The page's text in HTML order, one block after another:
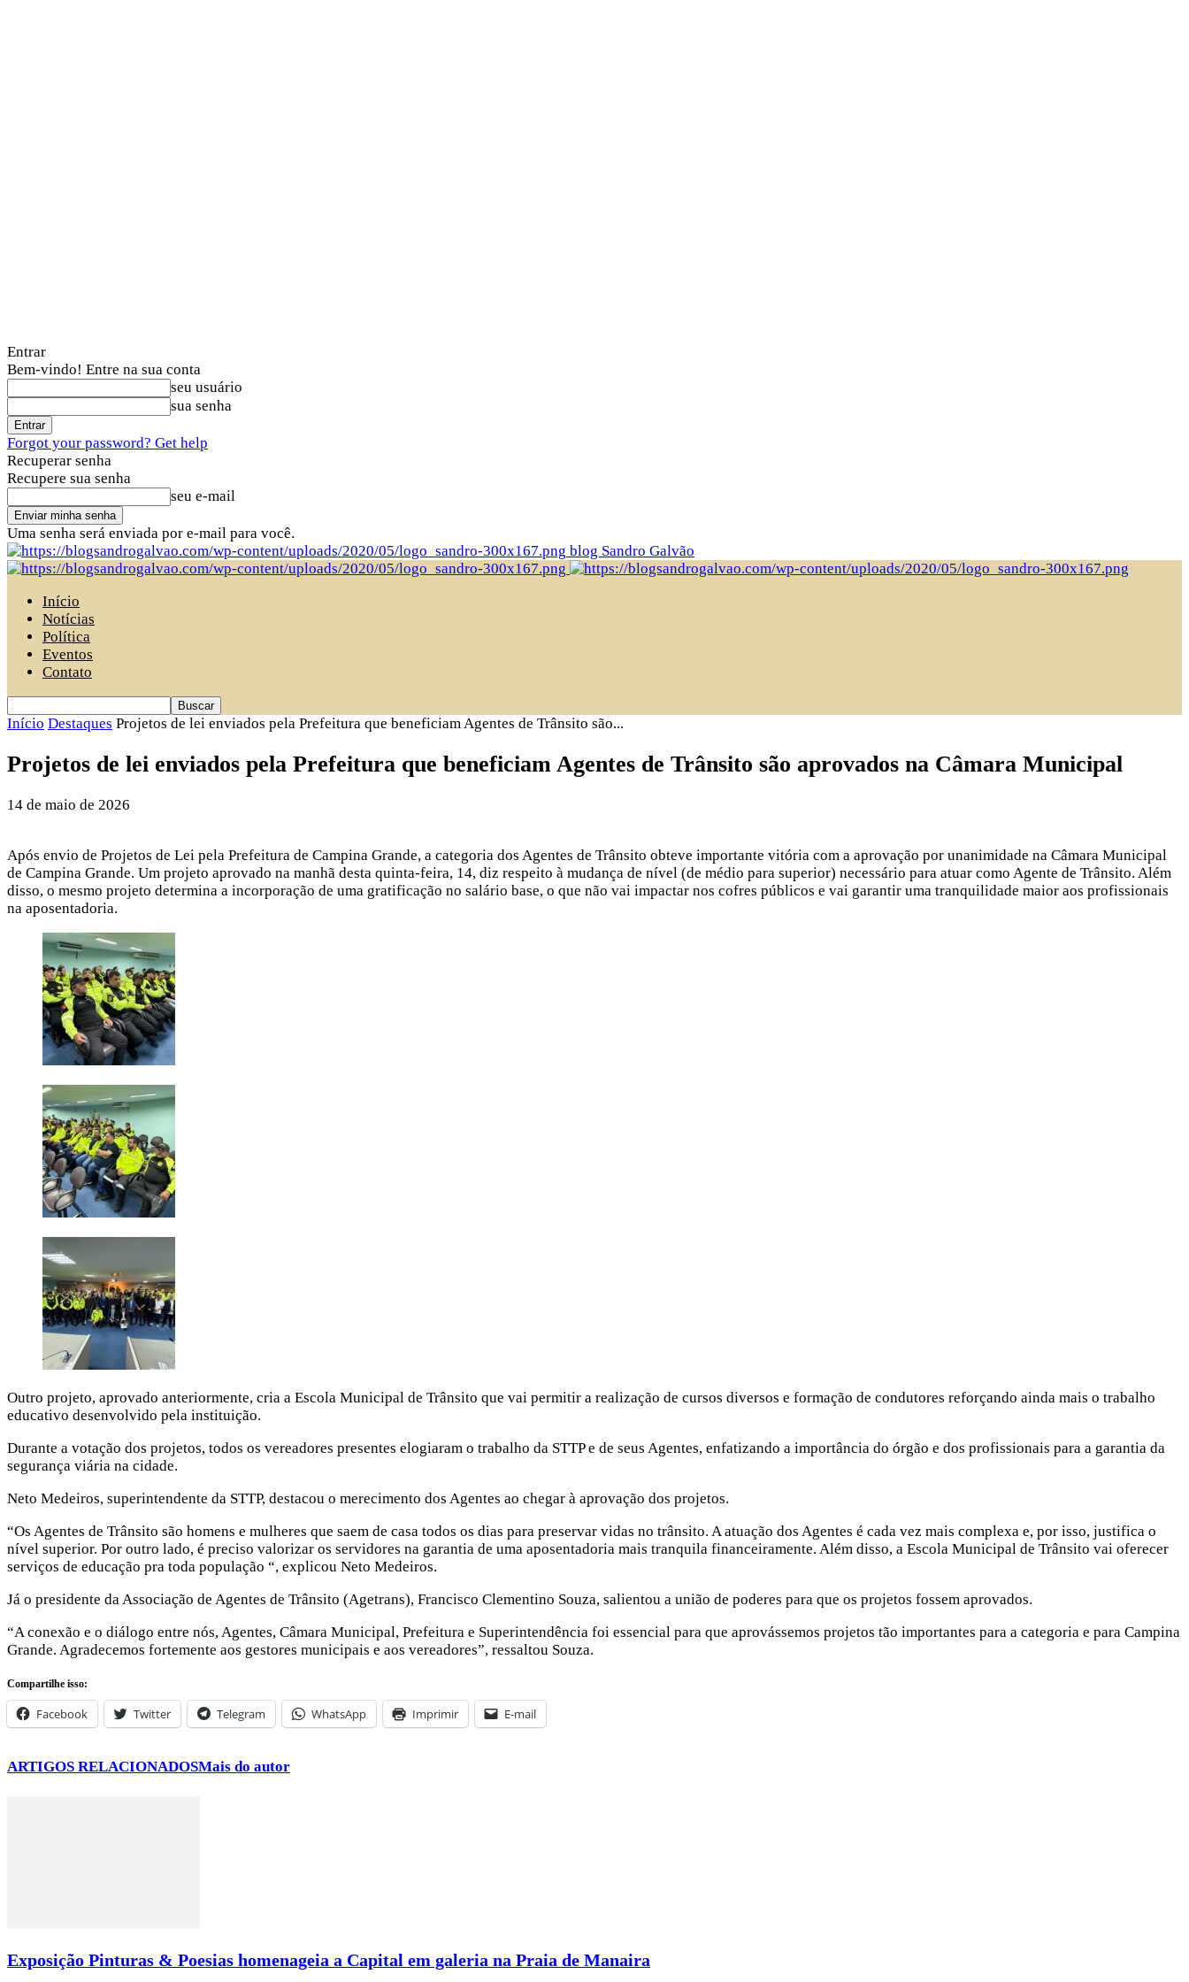
Entrar
Bem-vindo! Entre na sua conta
seu usuário
sua senha
Forgot your password? Get help
Recuperar senha
Recupere sua senha
seu e-mail
Uma senha será enviada por e-mail para você.
blog Sandro Galvão
Início
Notícias
Política
Eventos
Contato
Início Destaques Projetos de lei enviados pela Prefeitura que beneficiam Agentes de Trânsito são...
Projetos de lei enviados pela Prefeitura que beneficiam Agentes de Trânsito são aprovados na Câmara Municipal
14 de maio de 2026
Após envio de Projetos de Lei pela Prefeitura de Campina Grande, a categoria dos Agentes de Trânsito obteve importante vitória com a aprovação por unanimidade na Câmara Municipal
de Campina Grande. Um projeto aprovado na manhã desta quinta-feira, 14, diz respeito à mudança de nível (de médio para superior) necessário para atuar como Agente de Trânsito. Além
disso, o mesmo projeto determina a incorporação de uma gratificação no salário base, o que não vai impactar nos cofres públicos e vai garantir uma tranquilidade maior aos profissionais
na aposentadoria.
Outro projeto, aprovado anteriormente, cria a Escola Municipal de Trânsito que vai permitir a realização de cursos diversos e formação de condutores reforçando ainda mais o trabalho
educativo desenvolvido pela instituição.
Durante a votação dos projetos, todos os vereadores presentes elogiaram o trabalho da STTP e de seus Agentes, enfatizando a importância do órgão e dos profissionais para a garantia da
segurança viária na cidade.
Neto Medeiros, superintendente da STTP, destacou o merecimento dos Agentes ao chegar à aprovação dos projetos.
“Os Agentes de Trânsito são homens e mulheres que saem de casa todos os dias para preservar vidas no trânsito. A atuação dos Agentes é cada vez mais complexa e, por isso, justifica o
nível superior. Por outro lado, é preciso valorizar os servidores na garantia de uma aposentadoria mais tranquila financeiramente. Além disso, a Escola Municipal de Trânsito vai oferecer
serviços de educação pra toda população “, explicou Neto Medeiros.
Já o presidente da Associação de Agentes de Trânsito (Agetrans), Francisco Clementino Souza, salientou a união de poderes para que os projetos fossem aprovados.
“A conexão e o diálogo entre nós, Agentes, Câmara Municipal, Prefeitura e Superintendência foi essencial para que aprovássemos projetos tão importantes para a categoria e para Campina
Grande. Agradecemos fortemente aos gestores municipais e aos vereadores”, ressaltou Souza.
Compartilhe isso:
Facebook Twitter Telegram WhatsApp Imprimir E-mail
ARTIGOS RELACIONADOSMais do autor
Exposição Pinturas & Poesias homenageia a Capital em galeria na Praia de Manaira